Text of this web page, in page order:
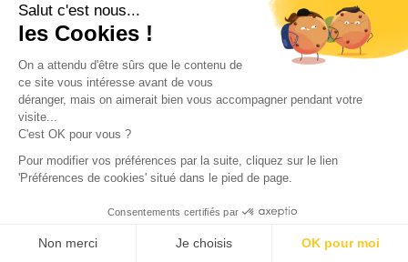
Salut c'est nous...
les Cookies !
On a attendu d'être sûrs que le contenu de
ce site vous intéresse avant de vous
déranger, mais on aimerait bien vous accompagner pendant votre
visite...
C'est OK pour vous ?
Pour modifier vos préférences par la suite, cliquez sur le lien
'Préférences de cookies' situé dans le pied de page.
Consentements certifiés par
Non merci Je choisis OK pour moi